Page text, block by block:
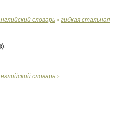
словарь > гибкая стальная
словарь >